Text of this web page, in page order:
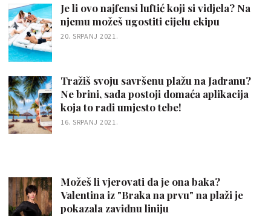
Je li ovo najfensi luftić koji si vidjela? Na
njemu možeš ugostiti cijelu ekipu
20. SRPANJ 2021.
Tražiš svoju savršenu plažu na Jadranu?
Ne brini, sada postoji domaća aplikacija
koja to radi umjesto tebe!
16. SRPANJ 2021.
Možeš li vjerovati da je ona baka?
Valentina iz "Braka na prvu" na plaži je
pokazala zavidnu liniju